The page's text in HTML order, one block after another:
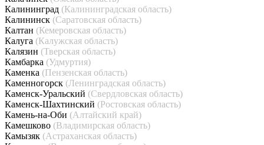
Калининград (Калининградская область)
Калининск (Саратовская область)
Калтан (Кемеровская область)
Калуга (Калужская область)
Калязин (Тверская область)
Камбарка (Удмуртия)
Каменка (Пензенская область)
Каменногорск (Ленинградская область)
Каменск-Уральский (Свердловская область)
Каменск-Шахтинский (Ростовская область)
Камень-на-Оби (Алтайский край)
Камешково (Владимирская область)
Камызяк (Астраханская область)